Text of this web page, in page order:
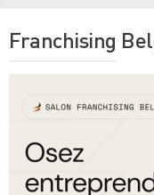
Franchising